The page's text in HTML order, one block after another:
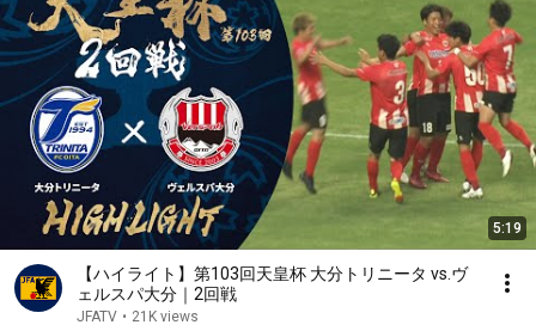
5:19
【ハイライト】第103回天皇杯 大分トリニータ vs.ヴ
ェルスパ大分｜2回戦
JFATV • 21K views